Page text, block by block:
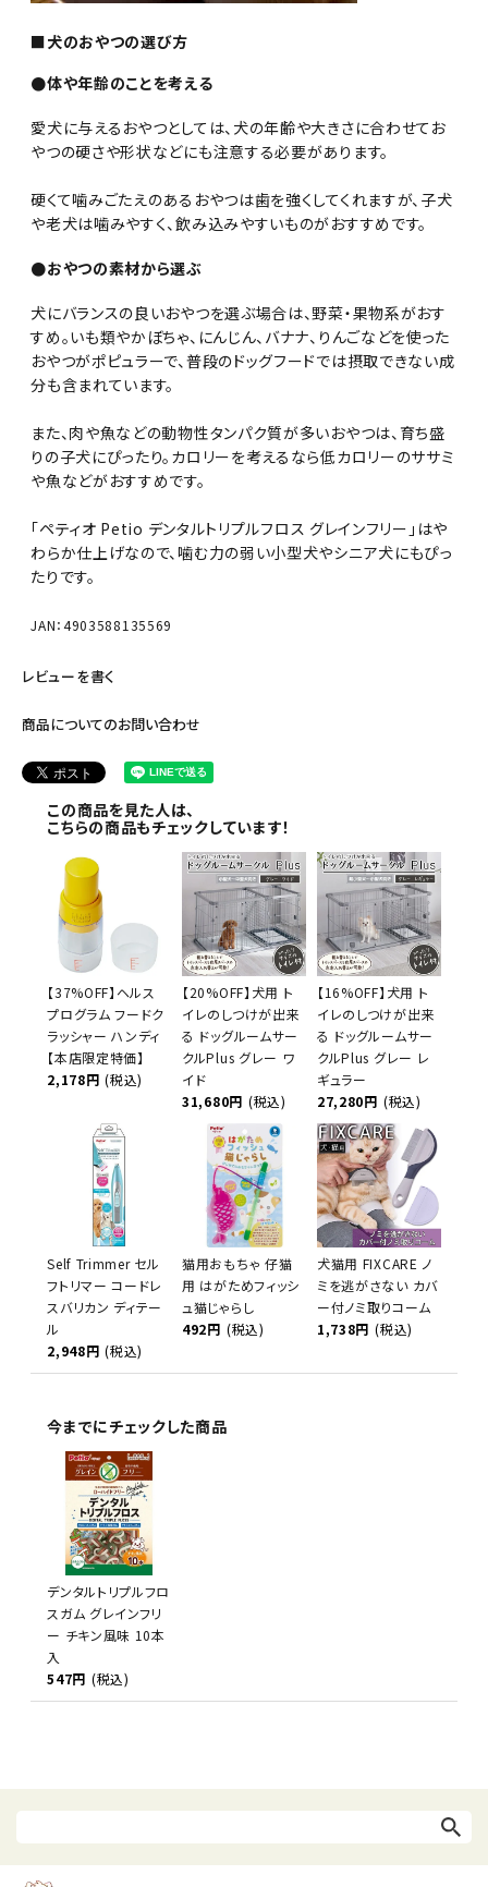
■犬のおやつの選び方
●体や年齢のことを考える
愛犬に与えるおやつとしては、犬の年齢や大きさに合わせてお
やつの硬さや形状などにも注意する必要があります。
硬くて噛みごたえのあるおやつは歯を強くしてくれますが、子犬
や老犬は噛みやすく、飲み込みやすいものがおすすめです。
●おやつの素材から選ぶ
犬にバランスの良いおやつを選ぶ場合は、野菜・果物系がおす
すめ。いも類やかぼちゃ、にんじん、バナナ、りんごなどを使った
おやつがポピュラーで、普段のドッグフードでは摂取できない成
分も含まれています。
また、肉や魚などの動物性タンパク質が多いおやつは、育ち盛
りの子犬にぴったり。カロリーを考えるなら低カロリーのササミ
や魚などがおすすめです。
「ペティオ Petio デンタルトリプルフロス グレインフリー」はや
わらか仕上げなので、噛む力の弱い小型犬やシニア犬にもぴっ
たりです。
JAN：4903588135569
レビューを書く
商品についてのお問い合わせ
この商品を見た人は、
こちらの商品もチェックしています！
【37%OFF】ヘルス
プログラム フードク
ラッシャー ハンディ
【本店限定特価】
2,178円 (税込)
【20%OFF】犬用 ト
イレのしつけが出来
る ドッグルームサー
クルPlus グレー ワ
イド
31,680円 (税込)
【16%OFF】犬用 ト
イレのしつけが出来
る ドッグルームサー
クルPlus グレー レ
ギュラー
27,280円 (税込)
Self Trimmer セル
フトリマー コードレ
スバリカン ディテー
ル
2,948円 (税込)
猫用おもちゃ 仔猫
用 はがためフィッシ
ュ猫じゃらし
492円 (税込)
犬猫用 FIXCARE ノ
ミを逃がさない カバ
ー付ノミ取りコーム
1,738円 (税込)
今までにチェックした商品
デンタルトリプルフロ
スガム グレインフリ
ー チキン風味 10本
入
547円 (税込)